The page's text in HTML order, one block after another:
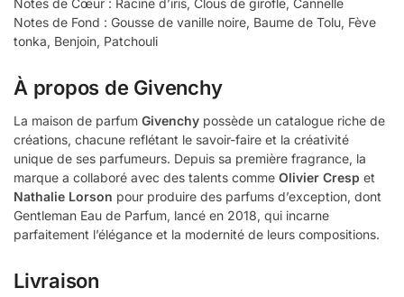
Notes de Fond : Gousse de vanille noire, Baume de Tolu, Fève
tonka, Benjoin, Patchouli
À propos de Givenchy
La maison de parfum Givenchy possède un catalogue riche de
créations, chacune reflétant le savoir-faire et la créativité
unique de ses parfumeurs. Depuis sa première fragrance, la
marque a collaboré avec des talents comme Olivier Cresp et
Nathalie Lorson pour produire des parfums d’exception, dont
Gentleman Eau de Parfum, lancé en 2018, qui incarne
parfaitement l’élégance et la modernité de leurs compositions.
Livraison